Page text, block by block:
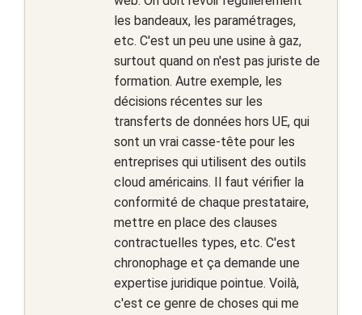
les bandeaux, les paramétrages,
etc. C'est un peu une usine à gaz,
surtout quand on n'est pas juriste de
formation. Autre exemple, les
décisions récentes sur les
transferts de données hors UE, qui
sont un vrai casse-tête pour les
entreprises qui utilisent des outils
cloud américains. Il faut vérifier la
conformité de chaque prestataire,
mettre en place des clauses
contractuelles types, etc. C'est
chronophage et ça demande une
expertise juridique pointue. Voilà,
c'est ce genre de choses qui me